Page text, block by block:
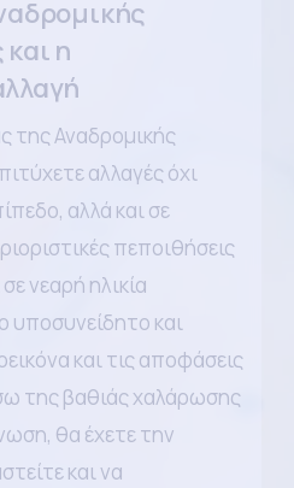
η
της Αναδρομικής
αλλαγές όχι
αλλά και σε
πεποιθήσεις
νεαρή ηλικία
και
και τις αποφάσεις
της βαθιάς χαλάρωσης
θα έχετε την
και να